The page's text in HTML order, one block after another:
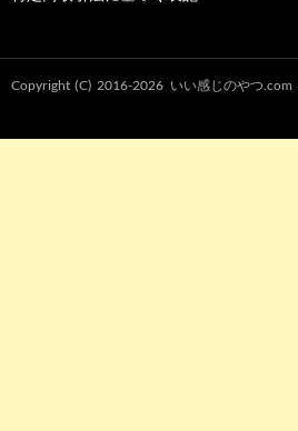
Copyright (C) 2016-2026 いい感じのやつ.com